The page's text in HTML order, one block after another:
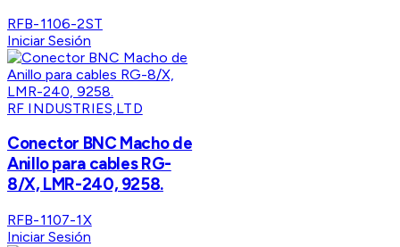
RFB-1106-2ST
Iniciar Sesión
RF INDUSTRIES,LTD
Conector BNC Macho de
Anillo para cables RG-
8/X, LMR-240, 9258.
RFB-1107-1X
Iniciar Sesión